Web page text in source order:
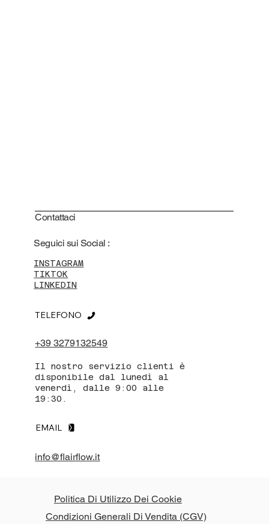
Contattaci
INSTAGRAM
TIKTOK
LINKEDIN
Seguici sui Social :
+39 3279132549
TELEFONO
Il nostro servizio clienti è
disponibile dal lunedì al
venerdì, dalle 9:00 alle
19:30.
EMAIL
info@flairflow.it
Politica Di Utilizzo Dei Cookie
Condizioni Generali Di Vendita (CGV)